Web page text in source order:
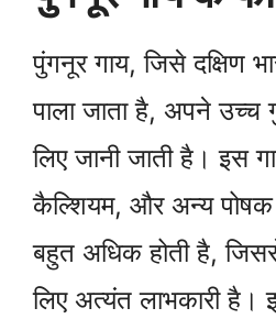
पुंगनूर गाय, जिसे दक्षिण
पाला जाता है, अपने उच्च
लिए जानी जाती है। इस
कैल्शियम, और अन्य पोषक
बहुत अधिक होती है,
लिए अत्यंत लाभकारी